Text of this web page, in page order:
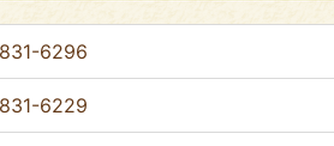
6296
6229